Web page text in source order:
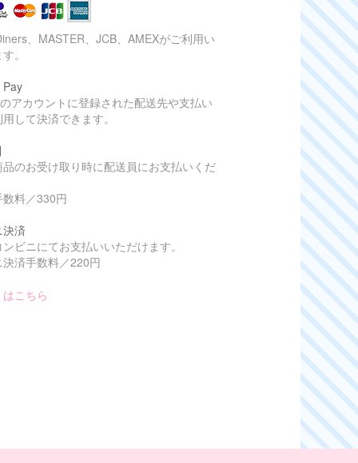
、MASTER、JCB、AMEXがご利用い
。
アカウントに登録された配送先や支払い
して決済できます。
のお受け取り時に配送員にお支払いくだ
料／330円
決済
ビニにてお支払いいただけます。
決済手数料／220円
こちら